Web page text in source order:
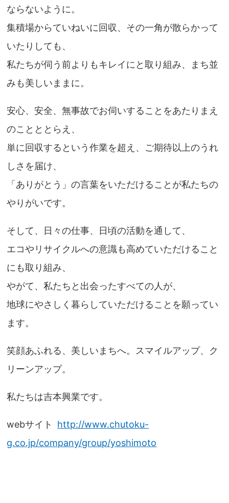
ならないように。
集積場からていねいに回収、その一角が散らかって
いたりしても、
私たちが伺う前よりもキレイにと取り組み、まち並
みも美しいままに。
安心、安全、無事故でお伺いすることをあたりまえ
のことととらえ、
単に回収するという作業を超え、ご期待以上のうれ
しさを届け、
「ありがとう」の言葉をいただけることが私たちの
やりがいです。
そして、日々の仕事、日頃の活動を通して、
エコやリサイクルへの意識も高めていただけること
にも取り組み、
やがて、私たちと出会ったすべての人が、
地球にやさしく暮らしていただけることを願ってい
ます。
笑顔あふれる、美しいまちへ。スマイルアップ、ク
リーンアップ。
私たちは吉本興業です。
webサイト
http://www.chutoku-
g.co.jp/company/group/yoshimoto